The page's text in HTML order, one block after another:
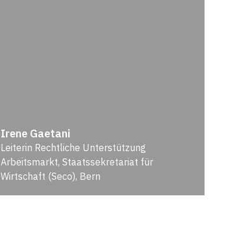
Irene Gaetani
Leiterin Rechtliche Unterstützung
Arbeitsmarkt, Staatssekretariat für
Wirtschaft (Seco), Bern